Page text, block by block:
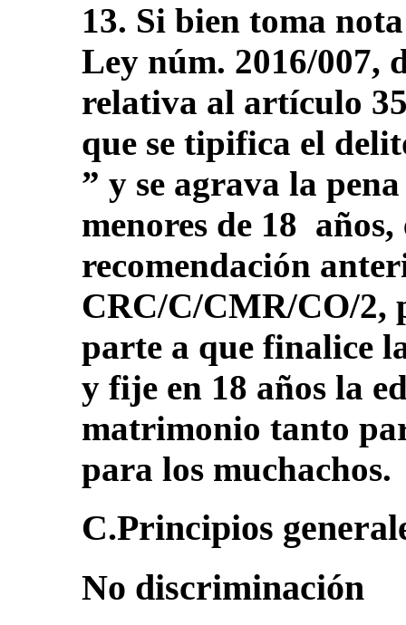
13. Si bien toma
Ley núm. 2016/007,
relativa al artículo
que se tipifica el
” y se agrava la
menores de 18
recomendación
CRC/C/CMR/CO/2,
parte a que finalice
y fije en 18 años la
matrimonio tanto
para los muchachos.
C.Principios
No discriminación